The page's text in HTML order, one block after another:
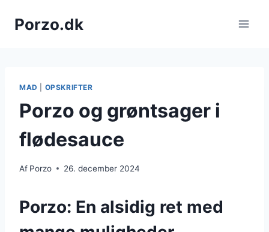
Porzo.dk
MAD OPSKRIFTER
Porzo og grøntsager i
flødesauce
Af Porzo 26. december 2024
Porzo: En alsidig ret med